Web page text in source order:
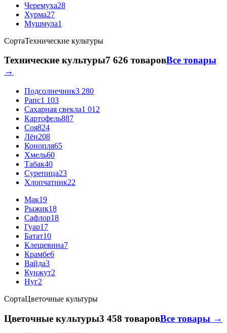
Черемуха28
Хурма27
Мушмула1
СортаТехнические культуры
Технические культуры7 626 товаровВсе товары
→
Подсолнечник3 280
Рапс1 103
Сахарная свекла1 012
Картофель887
Соя824
Лён208
Конопля65
Хмель60
Табак40
Сурепица23
Хлопчатник22
Мак19
Рыжик18
Сафлор18
Гуар17
Батат10
Клещевина7
Крамбе6
Вайда3
Кунжут2
Нуг2
СортаЦветочные культуры
Цветочные культуры3 458 товаровВсе товары →